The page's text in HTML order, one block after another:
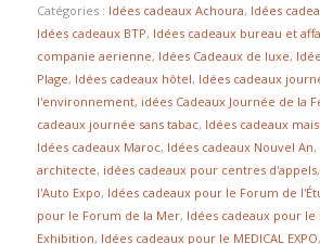
Catégories : Idées cadeaux Achoura, Idées
Idées cadeaux BTP, Idées cadeaux bureau et
companie aerienne, Idées Cadeaux de luxe,
Plage, Idées cadeaux hôtel, Idées cadeaux
l'environnement, idées Cadeaux Journée de la
cadeaux journée sans tabac, Idées cadeaux
Idées cadeaux Maroc, Idées cadeaux Nouvel An,
architecte, idées cadeaux pour centres d'appels,
l'Auto Expo, Idées cadeaux pour le Forum de
pour le Forum de la Mer, Idées cadeaux pour le
Exhibition, Idées cadeaux pour le MEDICAL EXPO,